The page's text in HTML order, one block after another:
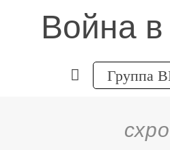
Война
Группа